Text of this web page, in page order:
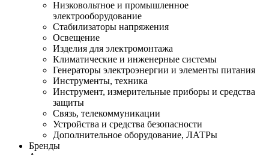
Низковольтное и промышленное
электрооборудование
Стабилизаторы напряжения
Освещение
Изделия для электромонтажа
Климатические и инженерные системы
Генераторы электроэнергии и элементы питания
Инструменты, техника
Инструмент, измерительные приборы и средства
защиты
Связь, телекоммуникации
Устройства и средства безопасности
Дополнительное оборудование, ЛАТРы
Бренды